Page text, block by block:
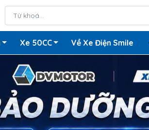
Xe 50CC Về Xe Điện Smile